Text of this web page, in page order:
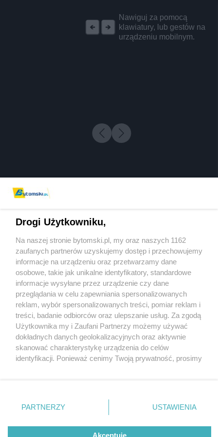
Nawiguj za pomocą
klawiatury, lub gestów na
urządzeniu mobilnym.
5 / 0
Wydawca mediów lokalnych
Nie zapomnij
zapoznać się z:
polityką prywatności regulamin korzystania z portali
Twojemiasto
Piekary Śląskie
Chorzów
Tarnowskie Góry
Gliwice
Skontakuj sięz nami
Kontakt
Wydawca
Pogoda
Drogi Użytkowniku,
Na naszej stronie bytomski.pl, my oraz naszych 1162
zaufanych partnerów uzyskujemy dostęp i przechowujemy
informacje na urządzeniu oraz przetwarzamy dane
osobowe, takie jak unikalne identyfikatory, standardowe
informacje wysyłane przez urządzenie czy dane
przeglądania w celu zapewniania spersonalizowanych
reklam, wybór spersonalizowanych treści, pomiar reklam i
treści, badanie odbiorców oraz ulepszanie usług. Za zgodą
Użytkownika my i Zaufani Partnerzy możemy używać
dokładnych danych geolokalizacyjnych oraz aktywnie
skanować charakterystykę urządzenia do celów
identyfikacji. Ponieważ cenimy Twoją prywatność, prosimy
prywatności znajdujący się w lewym dolnym rogu strony
. Niektóre rodzaje przetwarzania danych nie wymagają
zgody użytkownika, ale masz prawo sprzeciwić się
takiemu przetwarzaniu. Preferencje będą miały
PARTNERZY USTAWIENIA
Akceptuję